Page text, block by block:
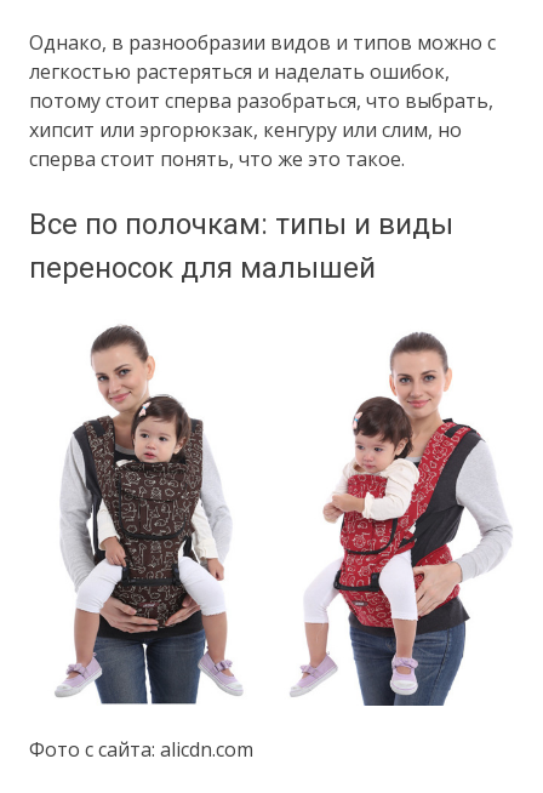
Однако, в разнообразии видов и типов можно с
легкостью растеряться и наделать ошибок,
потому стоит сперва разобраться, что выбрать,
хипсит или эргорюкзак, кенгуру или слим, но
сперва стоит понять, что же это такое.
Все по полочкам: типы и виды
переносок для малышей
Фото с сайта: alicdn.com